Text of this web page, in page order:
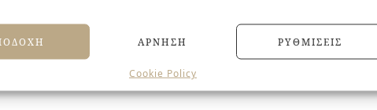
ΆΡΝΗΣΗ ΡΥΘΜΊΣΕΙΣ
Cookie Policy